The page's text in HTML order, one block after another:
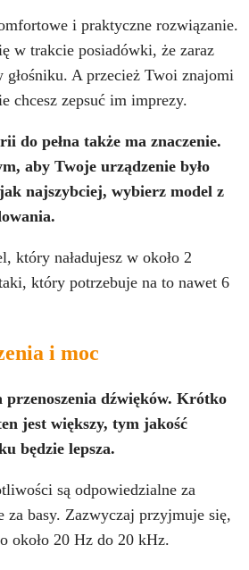
i praktyczne rozwiązanie.
w trakcie posiadówki, że zaraz
głośniku. A przecież Twoi znajomi
chcesz zepsuć im imprezy.
do pełna także ma znaczenie.
aby Twoje urządzenie było
najszybciej, wybierz model z
który naładujesz w około 2
który potrzebuje na to nawet 6
i moc
przenoszenia dźwięków. Krótko
jest większy, tym jakość
będzie lepsza.
są odpowiedzialne za
za basy. Zazwyczaj przyjmuje się,
około 20 Hz do 20 kHz.